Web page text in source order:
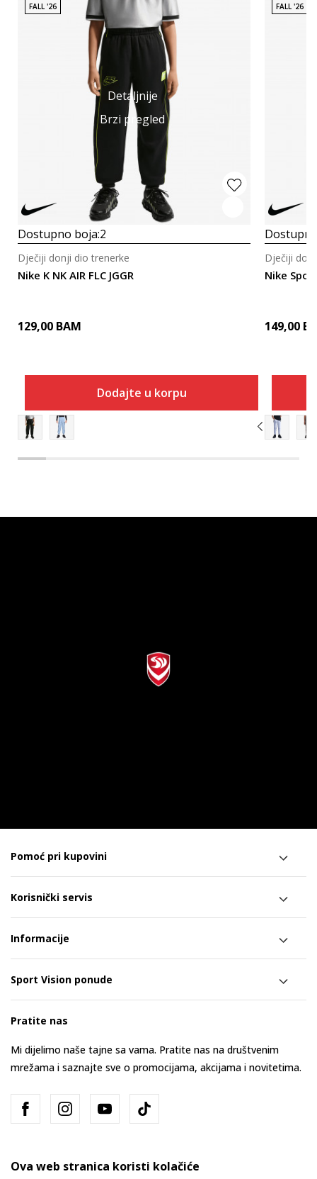
Detaljnije
Brzi pregled
FALL '26
Dostupno boja:2
Nike K NK AIR FLC JGGR
Dječiji donji dio trenerke
129,00 BAM
Dodajte u korpu
FALL '26
Nike
Dječiji
149,00
Pomoć pri kupovini
Korisnički servis
Informacije
Sport Vision ponude
Pratite nas
Mi dijelimo naše tajne sa vama. Pratite nas na društvenim
mrežama i saznajte sve o promocijama, akcijama i novitetima.
Ova web stranica koristi kolačiće